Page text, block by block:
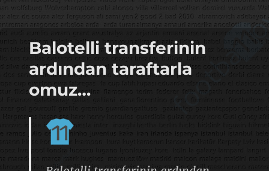
footbaLLove
Balotelli transferinin
ardından taraftarla
omuz…